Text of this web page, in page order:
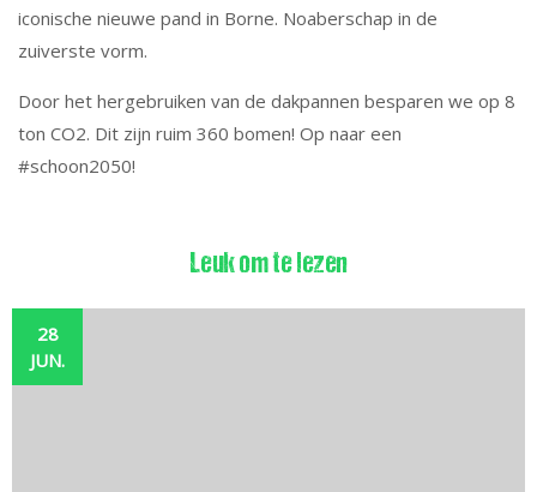
iconische nieuwe pand in Borne. Noaberschap in de
zuiverste vorm.
Door het hergebruiken van de dakpannen besparen we op 8
ton CO2. Dit zijn ruim 360 bomen! Op naar een
#schoon2050!
Leuk om te lezen
28
JUN.